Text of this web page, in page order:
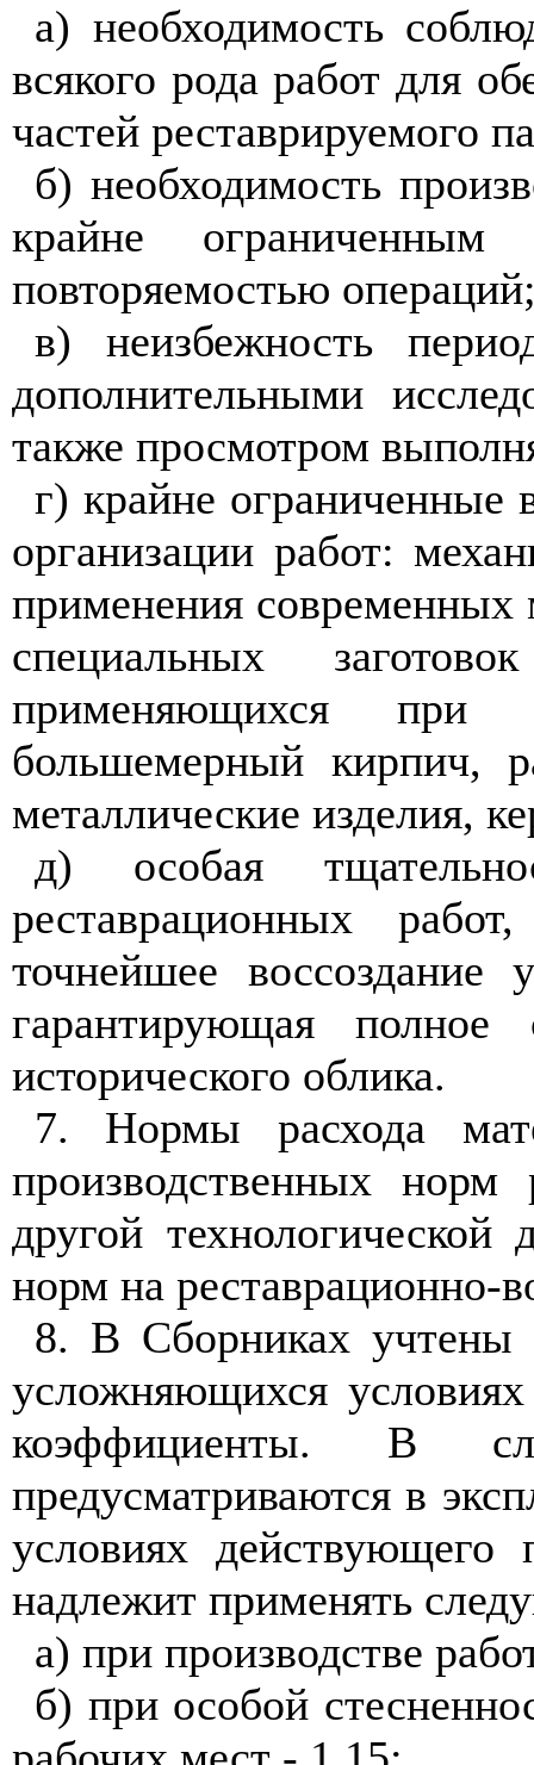
а) необходимость
всякого рода работ для
частей реставрируемого
б) необходимость
крайне
повторяемостью
в) неизбежность
дополнительными
также просмотром
г) крайне ограниченные
организации работ:
применения современных
специальных
применяющихся при
большемерный кирпич,
металлические изделия,
д) особая
реставрационных
точнейшее воссоздание
гарантирующая полное
исторического облика.
7. Нормы расхода
производственных норм
другой
норм на реставрационно-в
8. В Сборниках учтены
усложняющихся
коэффициенты. В
предусматриваются в
условиях действующего
надлежит применять
а) при производстве
б) при особой